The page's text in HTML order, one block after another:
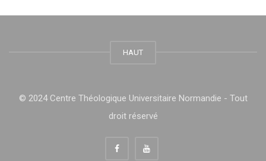
HAUT
© 2024 Centre Théologique Universitaire Normandie - Tout
droit réservé